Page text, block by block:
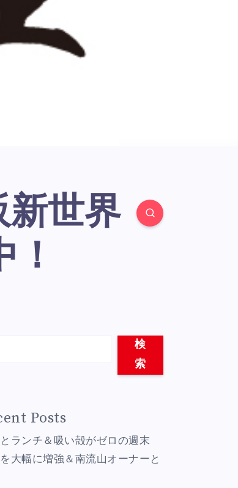
検
索
Posts
ランチ＆吸い殻がゼロの週末
大幅に増強＆南流山オーナーと